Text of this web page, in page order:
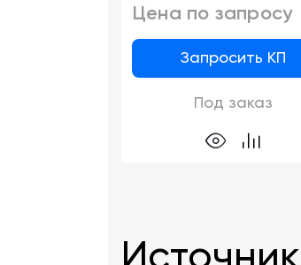
Цена по запросу
Запросить КП
Под заказ